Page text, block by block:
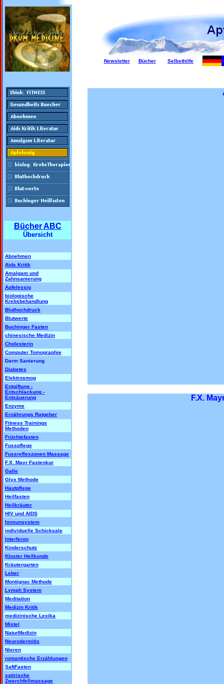
Bücher ABC
Übersicht
Abnehmen
Aids Kritik
Amalgam und
Zahnsanierung
Apfelessig
biologische
Krebsbehandlung
Bluthochdruck
Blutwerte
Buchinger Fasten
chinesische Medizin
Cholesterin
Computer Tomographie
Darm Sanierung
Diabetes
Elektrosmog
Entgiftung -
Entschlackung -
Entsäuerung
Enzyme
Ernährungs Ratgeber
Fitness Trainings
Methoden
Früchtefasten
Fusspflege
Fussreflexzonen Massage
F.X. Mayr Fastenkur
Galle
Glyx Methode
Hautpflege
Heilfasten
Heilkräuter
HIV und AIDS
Immunsystem
individuelle Schicksale
Interferon
Kinderschutz
Kloster Heilkunde
Kräutergarten
Leber
Montignac Methode
Lymph System
Meditation
Medizin Kritik
medizinische Lexika
Mistel
NaturMedizin
Neurodermitis
Nieren
romantische Erzählungen
SaftFasten
satirische
Zwerchfellmassage
Newsletter Bücher Selbsthilfe
F.X.